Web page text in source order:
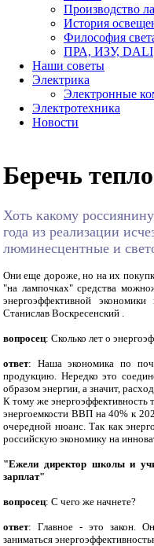
Производство
История
Философия
ПРА, ИЗУ, DALI
Наши советы
Электрика
Электронные
Электротехника
Новости
Беречь
Хоть какому
года из реализации
люминесцентные и
Они еще дороже, но на их
"на лампочках"средства
энергоэффективной
Станислав Воскресенский
вопросец: Сколько лет о
ответ: Наша экономика по
продукцию. Нередко это
образом энергии, а значит,
К тому же энергоэффективность
энергоемкости ВВП на 40% к
очередной нюанс. Так как
российскую экономику на
"Ежели директор школы и
зарплат"
вопросец: С чего же начнете?
ответ: Главное - это закон. Он
заниматься